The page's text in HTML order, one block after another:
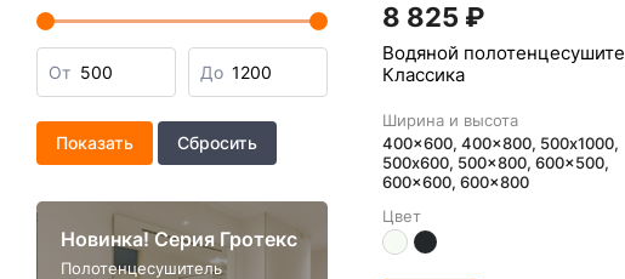
От До
Новинка! Серия Гротекс
Полотенцесушитель
8 825 ₽
Водяной
Классика
Ширина и высота
400x600, 400x800, 500х1000,
500x600, 500x800, 600x500,
600x600, 600x800
Цвет